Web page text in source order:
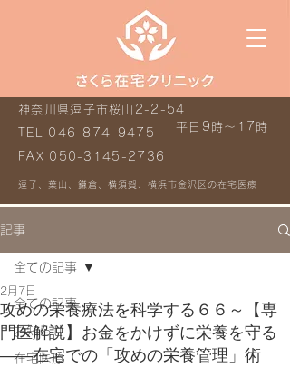
平日9時～17時
神奈川県逗子市桜山2-2-54
TEL 046-874-9475
FAX 050-3145-2736
逗子、葉山、鎌倉、横須賀、横浜市金沢区の在宅医療
記事
全ての記事
お知らせ
在宅医療
全ての記事
攻めの栄養療法を科学する６６～【専
門医解説】お金をかけずに栄養を守る
――在宅での「攻めの栄養管理」術
2月7日